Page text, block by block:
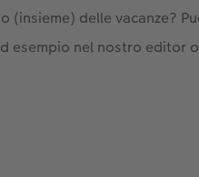
delle vacanze?
esempio nel nostro editor